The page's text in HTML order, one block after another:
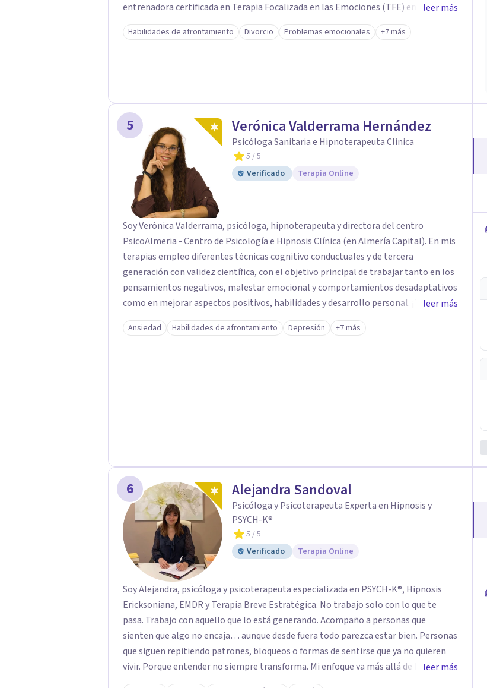
entrenadora certificada en Terapia Focalizada en las Emociones (TFE) en España,
además de supervisora y terapeuta certificada. La TFE ha demostrado una mejora
significativa en las relaciones, con un 70-75% de éxito y felicidad duradera. Este
complementado mi formación con un Máster en Terapia Cognitivo-Conductual y
otro en Psicodrama, profundizando en la mente humana y las dinámicas que guían
nuestras relaciones. Mi objetivo es ofrecerte un espacio de confianza donde
podamos trabajar en mejorar tu bienestar emocional y tus relaciones. Estoy aquí
para acompañarte en ese proceso.
leer más
Habilidades de afrontamiento Divorcio Problemas emocionales +7 más
5 Verónica Valderrama Hernández
Psicóloga Sanitaria e Hipnoterapeuta Clínica
5 / 5
Verificado
Terapia Online
Soy Verónica Valderrama, psicóloga, hipnoterapeuta y directora del centro
PsicoAlmeria - Centro de Psicología e Hipnosis Clínica (en Almería Capital). En mis
terapias empleo diferentes técnicas cognitivo conductuales y de tercera
generación con validez científica, con el objetivo principal de trabajar tanto en los
pensamientos negativos, malestar emocional y comportamientos desadaptativos
como en mejorar aspectos positivos, habilidades y desarrollo personal. ¡Tus
objetivos son los míos y juntos los alcanzaremos!. Mi objetivo principal es que
consigas el bienestar y equilibrio que buscas, siendo consciente de que cada
leer más
Ansiedad Habilidades de afrontamiento Depresión +7 más
6 Alejandra Sandoval
Psicóloga y Psicoterapeuta Experta en Hipnosis y
PSYCH-K®
5 / 5
Verificado
Terapia Online
Soy Alejandra, psicóloga y psicoterapeuta especializada en PSYCH-K®, Hipnosis
Ericksoniana, EMDR y Terapia Breve Estratégica. No trabajo solo con lo que te
pasa. Trabajo con aquello que lo está generando. Acompaño a personas que
sienten que algo no encaja… aunque desde fuera todo parezca estar bien. Personas
que siguen repitiendo patrones, bloqueos o formas de sentirse que ya no quieren
vivir. Porque entender no siempre transforma. Mi enfoque va más allá de la
conversación. Trabajo en los niveles más profundos donde se construyen las
leer más